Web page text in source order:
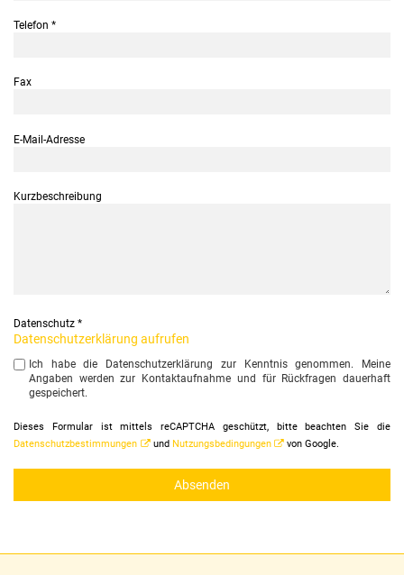
Telefon *
Fax
E-Mail-Adresse
Kurzbeschreibung
Datenschutz *
Datenschutzerklärung aufrufen
Ich habe die Datenschutzerklärung zur Kenntnis genommen. Meine
Angaben werden zur Kontaktaufnahme und für Rückfragen dauerhaft
gespeichert.
Dieses Formular ist mittels reCAPTCHA geschützt, bitte beachten Sie die
Datenschutzbestimmungen
und Nutzungsbedingungen von Google.